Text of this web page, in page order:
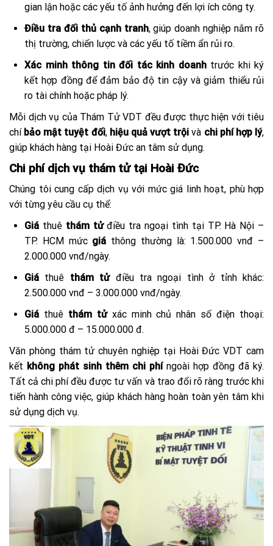
gian lận hoặc các yếu tố ảnh hưởng đến lợi ích công ty.
Điều tra đối thủ cạnh tranh, giúp doanh nghiệp nắm rõ
thị trường, chiến lược và các yếu tố tiềm ẩn rủi ro.
Xác minh thông tin đối tác kinh doanhtrước khi ký
kết hợp đồng để đảm bảo độ tin cậy và giảm thiểu rủi
ro tài chính hoặc pháp lý.
Mỗi dịch vụ của Thám Tử VDT đều được thực hiện với tiêu
chí bảo mật tuyệt đối, hiệu quả vượt trội và chi phí hợp lý,
giúp khách hàng tại Hoài Đức an tâm sử dụng.
Chi phí dịch vụ thám tử tại Hoài Đức
Chúng tôi cung cấp dịch vụ với mức giá linh hoạt, phù hợp
với từng yêu cầu cụ thể:
Giá thuê thám tửđiều tra ngoại tình tại TP. Hà Nội –
TP. HCM mức giá thông thường là: 1.500.000 vnđ –
2.000.000 vnđ/ngày.
Giá thuê thám tửđiều tra ngoại tình ở tỉnh khác:
2.500.000 vnđ – 3.000.000 vnđ/ngày.
Giá thuê thám tửxác minh chủ nhân số điện thoại:
5.000.000 đ – 15.000.000 đ.
Văn phòng thám tử chuyên nghiệp tại Hoài Đức VDT cam
kết không phát sinh thêm chi phíngoài hợp đồng đã ký.
Tất cả chi phí đều được tư vấn và trao đổi rõ ràng trước khi
tiến hành công việc, giúp khách hàng hoàn toàn yên tâm khi
sử dụng dịch vụ.